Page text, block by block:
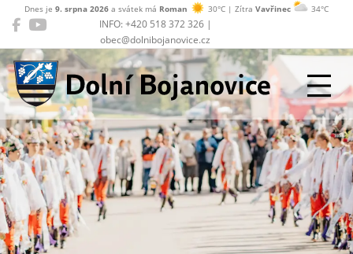
INFO: +420 518 372 326 |
obec@dolnibojanovice.cz
Dnes je 9. srpna 2026 a svátek má Roman 30°C | Zítra Vavřinec 34°C
Dolní Bojanovice